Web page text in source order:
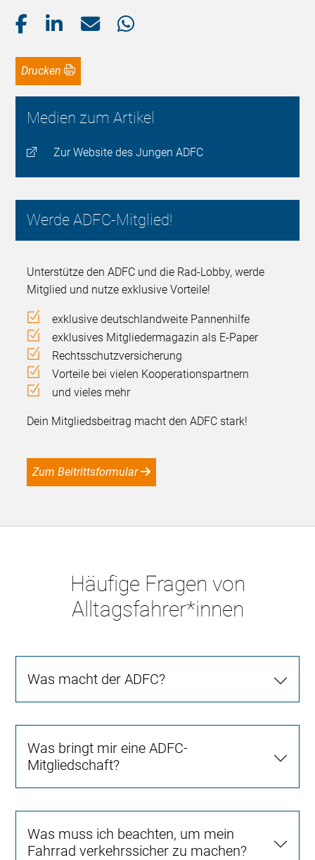
Drucken
Medien zum Artikel
Zur Website des Jungen ADFC
Werde ADFC-Mitglied!
Unterstütze den ADFC und die Rad-Lobby, werde
Mitglied und nutze exklusive Vorteile!
exklusive deutschlandweite Pannenhilfe
exklusives Mitgliedermagazin als E-Paper
Rechtsschutzversicherung
Vorteile bei vielen Kooperationspartnern
und vieles mehr
Dein Mitgliedsbeitrag macht den ADFC stark!
Zum Beitrittsformular
Häufige Fragen von
Alltagsfahrer*innen
Was macht der ADFC?
Was bringt mir eine ADFC-
Mitgliedschaft?
Was muss ich beachten, um mein
Fahrrad verkehrssicher zu machen?